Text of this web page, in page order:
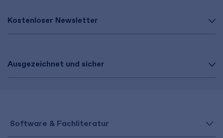
Kostenloser Newsletter
Ausgezeichnet und sicher
Software & Fachliteratur